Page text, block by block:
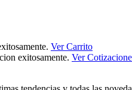
Ver Carrito
exitosamente. Ver